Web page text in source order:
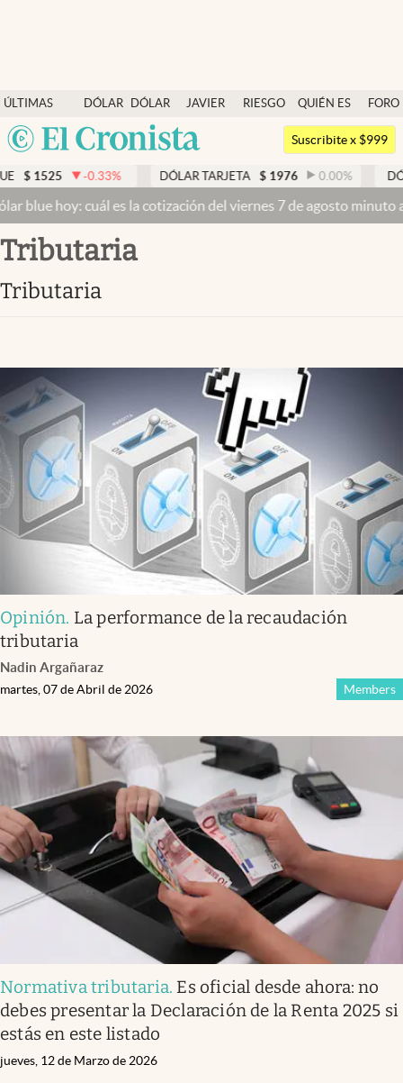
ÚLTIMAS
NOTICIAS
DÓLAR
DÓLAR
BLUE
JAVIER
RIESGO
QUIÉN ES
QUIÉN
FORO
Argentina
México
Dólar
Members
Economía y Política
Finanzas y Mercados
Mercados Online
Apertura
Infotechnology
Clase
Clima
Mundial 2026
Eventos Corporativos
Mediakit
abre en nueva pestaña
Argentina
Suscribite x $999
-0.33% DÓLAR TARJETA $ 1976 0.00% DÓLAR MEP $
cuál es la cotización del viernes 7 de agosto minuto a minuto
tributaria
tributaria
Opinión. La performance de la recaudación
tributaria
Nadin Argañaraz
Members
martes, 07 de Abril de 2026
Normativa tributaria. Es oficial desde ahora: no
debes presentar la Declaración de la Renta 2025 si
estás en este listado
jueves, 12 de Marzo de 2026